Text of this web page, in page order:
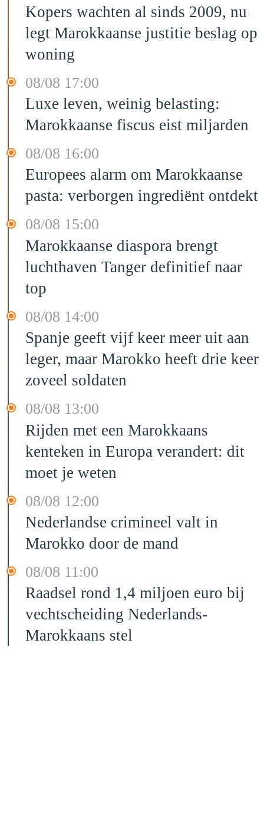
Kopers wachten al sinds 2009, nu
legt Marokkaanse justitie beslag op
woning
08/08 17:00
Luxe leven, weinig belasting:
Marokkaanse fiscus eist miljarden
08/08 16:00
Europees alarm om Marokkaanse
pasta: verborgen ingrediënt ontdekt
08/08 15:00
Marokkaanse diaspora brengt
luchthaven Tanger definitief naar
top
08/08 14:00
Spanje geeft vijf keer meer uit aan
leger, maar Marokko heeft drie keer
zoveel soldaten
08/08 13:00
Rijden met een Marokkaans
kenteken in Europa verandert: dit
moet je weten
08/08 12:00
Nederlandse crimineel valt in
Marokko door de mand
08/08 11:00
Raadsel rond 1,4 miljoen euro bij
vechtscheiding Nederlands-
Marokkaans stel